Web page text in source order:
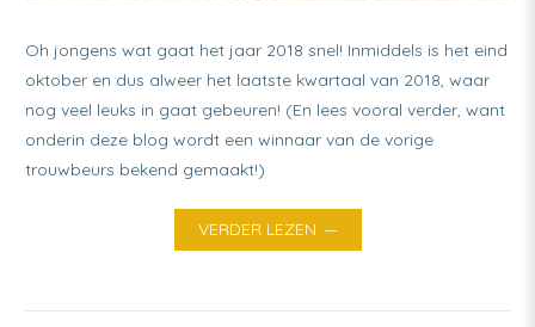
Oh jongens wat gaat het jaar 2018 snel! Inmiddels is het eind
oktober en dus alweer het laatste kwartaal van 2018, waar
nog veel leuks in gaat gebeuren! (En lees vooral verder, want
onderin deze blog wordt een winnaar van de vorige
trouwbeurs bekend gemaakt!)
VERDER LEZEN